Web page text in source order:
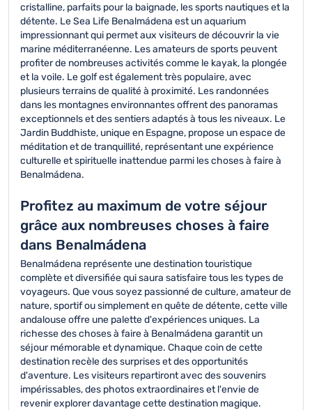
cristalline, parfaits pour la baignade, les sports nautiques et la
détente. Le Sea Life Benalmádena est un aquarium
impressionnant qui permet aux visiteurs de découvrir la vie
marine méditerranéenne. Les amateurs de sports peuvent
profiter de nombreuses activités comme le kayak, la plongée
et la voile. Le golf est également très populaire, avec
plusieurs terrains de qualité à proximité. Les randonnées
dans les montagnes environnantes offrent des panoramas
exceptionnels et des sentiers adaptés à tous les niveaux. Le
Jardin Buddhiste, unique en Espagne, propose un espace de
méditation et de tranquillité, représentant une expérience
culturelle et spirituelle inattendue parmi les choses à faire à
Benalmádena.
Profitez au maximum de votre séjour
grâce aux nombreuses choses à faire
dans Benalmádena
Benalmádena représente une destination touristique
complète et diversifiée qui saura satisfaire tous les types de
voyageurs. Que vous soyez passionné de culture, amateur de
nature, sportif ou simplement en quête de détente, cette ville
andalouse offre une palette d'expériences uniques. La
richesse des choses à faire à Benalmádena garantit un
séjour mémorable et dynamique. Chaque coin de cette
destination recèle des surprises et des opportunités
d'aventure. Les visiteurs repartiront avec des souvenirs
impérissables, des photos extraordinaires et l'envie de
revenir explorer davantage cette destination magique.